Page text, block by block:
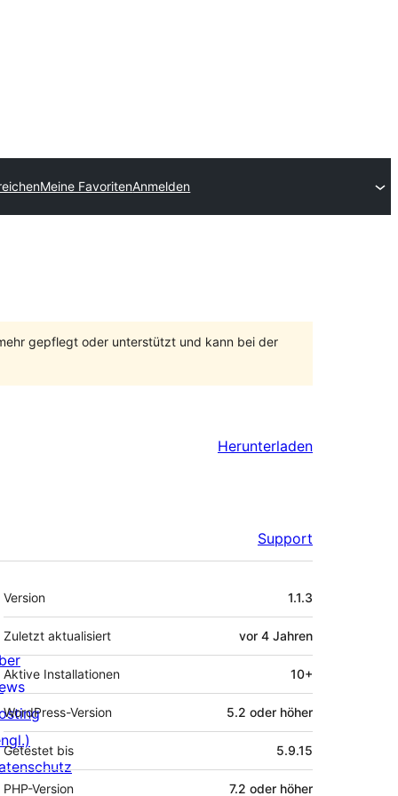
Meine FavoritenAnmelden
gepflegt oder unterstützt und kann bei der
Herunterladen
Support
Meta
Version 1.1.3
Zuletzt aktualisiert vor 4 Jahren
Aktive Installationen 10+
WordPress-Version 5.2 oder höher
Getestet bis 5.9.15
PHP-Version 7.2 oder höher